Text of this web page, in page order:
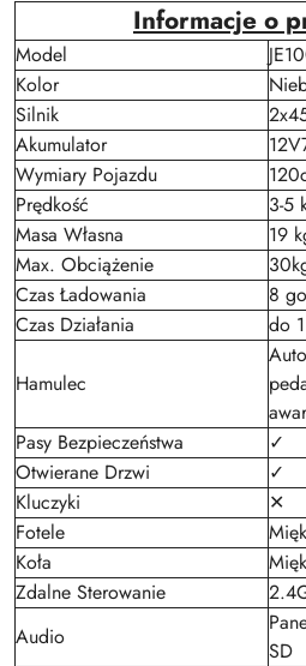
Informacje o
Model
Kolor
Silnik
Akumulator
Wymiary Pojazdu
Prędkość
3-5
Masa Własna
19
Max. Obciążenie
Czas Ładowania
8
Czas Działania
do
Hamulec
Pasy Bezpieczeństwa
✓
Otwierane Drzwi
✓
Kluczyki
✕
Fotele
Koła
Zdalne Sterowanie
Audio
SD